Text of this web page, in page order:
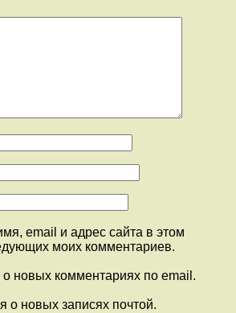
email и адрес сайта в этом
моих комментариев.
новых комментариях по email.
о новых записях почтой.